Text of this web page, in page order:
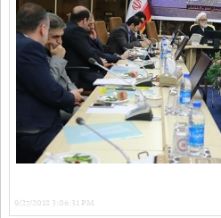
9/27/2018 3:06:31 PM